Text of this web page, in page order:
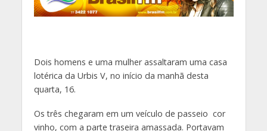
Dois homens e uma mulher assaltaram uma casa
lotérica da Urbis V, no início da manhã desta
quarta, 16.
Os três chegaram em um veículo de passeio cor
vinho, com a parte traseira amassada. Portavam